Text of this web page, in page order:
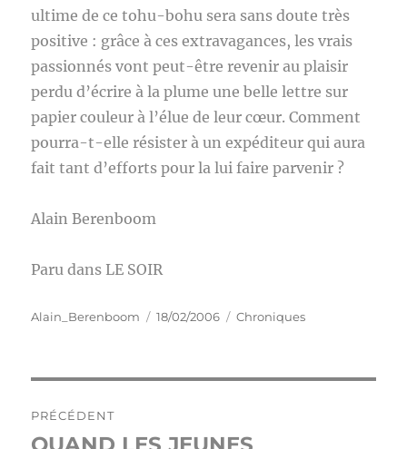
ultime de ce tohu-bohu sera sans doute très
positive : grâce à ces extravagances, les vrais
passionnés vont peut-être revenir au plaisir
perdu d’écrire à la plume une belle lettre sur
papier couleur à l’élue de leur cœur. Comment
pourra-t-elle résister à un expéditeur qui aura
fait tant d’efforts pour la lui faire parvenir ?
Alain Berenboom
Paru dans LE SOIR
Auteur
Alain_Berenboom
Publié
18/02/2006 Catégories
Chroniques
de
PRÉCÉDENT
Publication